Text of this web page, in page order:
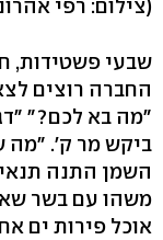
(צילום: רפי
שבעי פשטידות,
החברה רוצים
"מה בא לכם?"
ביקש מר ק'. "מה
השמן התנה
משהו עם בשר
אוכל פירות ים